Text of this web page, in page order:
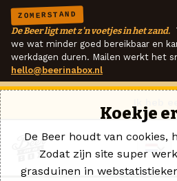
ZOMERSTAND
De Beer ligt met z'n voetjes in het zand.
we wat minder goed bereikbaar en
werkdagen duren. Mailen werkt het
hello@beerinabox.nl
Koekje
De Beer houdt van cookies,
Zodat zijn site super
grasduinen in